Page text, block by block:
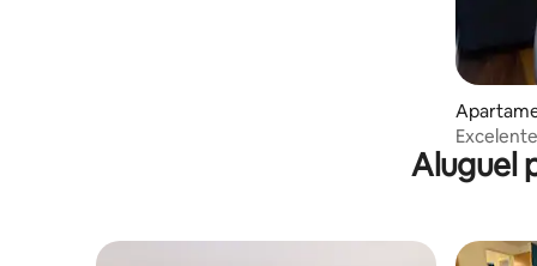
ster
e dois
Aluguel